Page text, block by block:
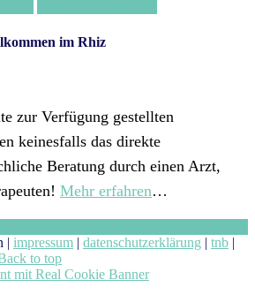
im Rhiz
zur Verfügung gestellten
keinesfalls das direkte
Beratung durch einen Arzt,
Mehr erfahren…
| impressum | datenschutzerklärung | tnb |
to top
mit Real Cookie Banner